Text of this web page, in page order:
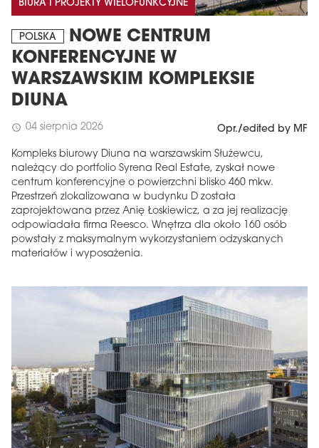
BIURA I PROJEKTY WIELOFUNKCYJNE
POLSKA
NOWE CENTRUM
KONFERENCYJNE W
WARSZAWSKIM KOMPLEKSIE
DIUNA
schedule 04 sierpnia 2026 Opr./edited by MF
Kompleks biurowy Diuna na warszawskim Służewcu,
należący do portfolio Syrena Real Estate, zyskał nowe
centrum konferencyjne o powierzchni blisko 460 mkw.
Przestrzeń zlokalizowana w budynku D została
zaprojektowana przez Anię Łoskiewicz, a za jej realizację
odpowiadała firma Reesco. Wnętrza dla około 160 osób
powstały z maksymalnym wykorzystaniem odzyskanych
materiałów i wyposażenia.